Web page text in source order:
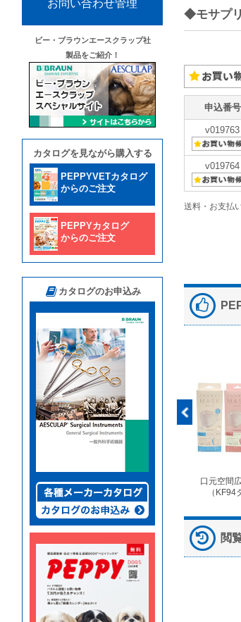
お問い合わせ管理
ビー・ブラウンエースクラップ社
製品をご紹介！
カタログを見ながら購入する
PEPPYVETカタログ
からのご注文
PEPPYカタログ
からのご注文
カタログのお申込み
◆モサプ
申込番号
v019763
v019764
送料・お支払
◆劇)ｲｿﾌﾙﾗﾝ吸入麻酔
液｢VTRS｣ ｳﾞｨｱﾄﾘｽ...
ペピイマジカルシーツ
（中厚型ペットシー
ツ）
口元空間
（KF94
閲